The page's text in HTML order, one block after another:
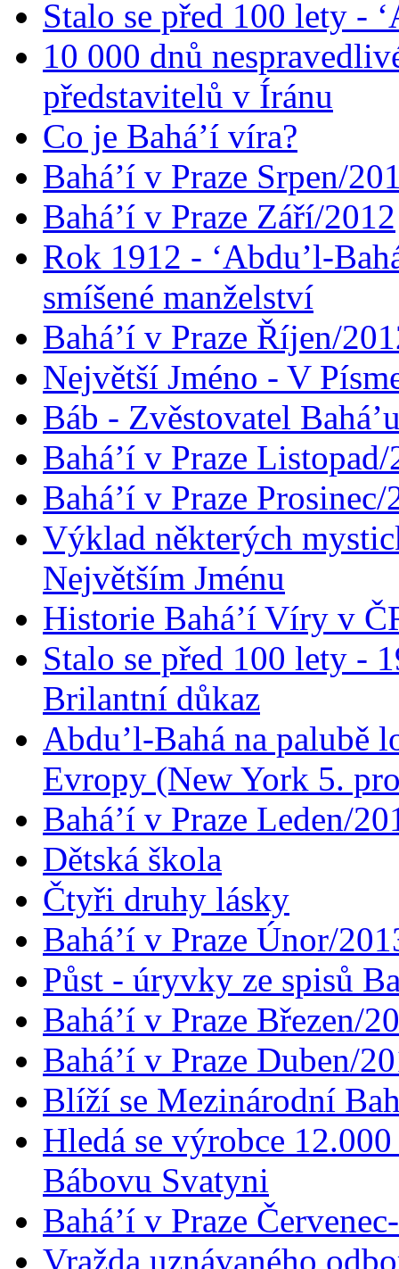
Stalo se před 100 lety -
10 000 dnů
představitelů v Íránu
Co je Bahá’í víra?
Bahá’í v Praze Srpen/
Bahá’í v Praze Září/2012
Rok 1912 - ‘Abdu’l-
smíšené manželství
Bahá’í v Praze Říjen/
Největší Jméno - V
Báb - Zvěstovatel
Bahá’í v Praze
Bahá’í v Praze Prosinec/
Výklad některých
Největším Jménu
Historie Bahá’í Víry v
Stalo se před 100 lety -
Brilantní důkaz
Abdu’l-Bahá na palubě
Evropy (New York 5.
Bahá’í v Praze Leden/
Dětská škola
Čtyři druhy lásky
Bahá’í v Praze Únor/
Půst - úryvky ze spisů
Bahá’í v Praze Březen/
Bahá’í v Praze Duben/
Blíží se Mezinárodní
Hledá se výrobce
Bábovu Svatyni
Bahá’í v Praze
Vražda uznávaného